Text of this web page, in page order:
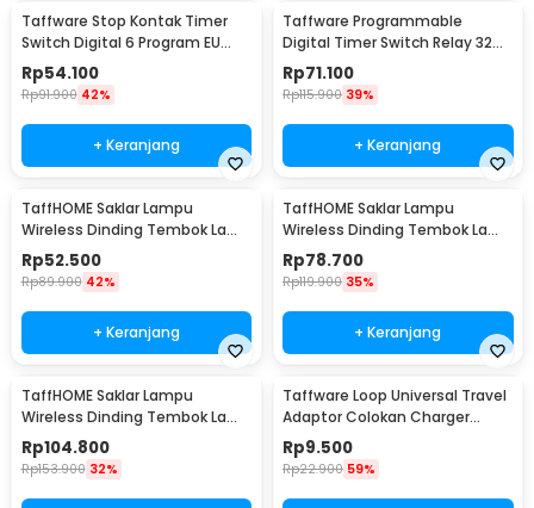
Taffware Stop Kontak Timer
Switch Digital 6 Program EU
Plug 16A 230V - W03
Rp54.100
Rp91.900 42%
+ Keranjang
Taffware Programmable
Digital Timer Switch Relay 32
Program 220V - KG316T
Rp71.100
Rp115.900 39%
+ Keranjang
TaffHOME Saklar Lampu
Wireless Dinding Tembok Lamp
Switch RF 433MHz 1 Gang 1
Receiver - WHK01
Rp52.500
Rp89.900 42%
+ Keranjang
TaffHOME Saklar Lampu
Wireless Dinding Tembok Lamp
Switch RF 433MHz 2 Gang 2
Receiver - WHK01
Rp78.700
Rp119.900 35%
+ Keranjang
TaffHOME Saklar Lampu
Wireless Dinding Tembok Lamp
Switch RF 433MHz 3 Gang 3
Receiver - WHK01
Rp104.800
Rp153.900 32%
Taffware Loop Universal Travel
Adaptor Colokan Charger
Adapter 2500W - N16
Rp9.500
Rp22.900 59%